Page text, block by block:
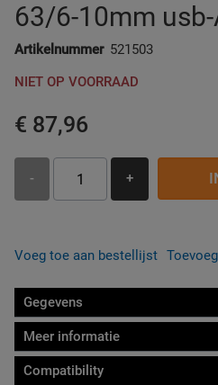
afbeeldingen-
afbeeldingen-
63/6-10mm
Artikelnummer 521503
NIET OP VOORRAAD
€ 87,96
- +
Voeg toe aan bestellijst
Gegevens
Meer informatie
Compatibility